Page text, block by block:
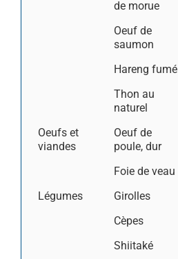
de morue
Oeuf de
saumon
Hareng fumé
Thon au
naturel
Oeufs et
viandes
Oeuf de
poule, dur
Foie de veau
Légumes
Girolles
Cèpes
Shiitaké